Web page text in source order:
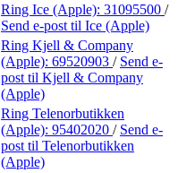
Ring Ice (Apple): 31095500 /
Send e-post til Ice (Apple)
Ring Kjell & Company
(Apple): 69520903 / Send e-
post til Kjell & Company
(Apple)
Ring Telenorbutikken
(Apple): 95402020 / Send e-
post til Telenorbutikken
(Apple)